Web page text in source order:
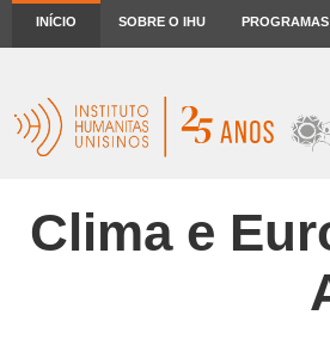
INÍCIO SOBRE O IHU PROGRAMAS
Clima e